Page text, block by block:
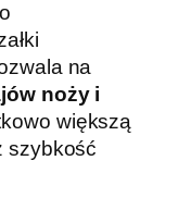
na
noży i
większą
szybkość